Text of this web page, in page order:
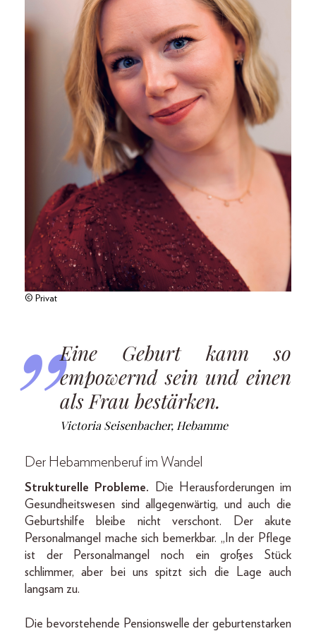
© Privat
Eine Geburt kann so
empowernd sein und einen
als Frau bestärken.
Victoria Seisenbacher, Hebamme
Der Hebammenberuf im Wandel
Strukturelle Probleme. Die Herausforderungen im
Gesundheitswesen sind allgegenwärtig, und auch die
Geburtshilfe bleibe nicht verschont. Der akute
Personalmangel mache sich bemerkbar. „In der Pflege
ist der Personalmangel noch ein großes Stück
schlimmer, aber bei uns spitzt sich die Lage auch
langsam zu.
Die bevorstehende Pensionswelle der geburtenstarken